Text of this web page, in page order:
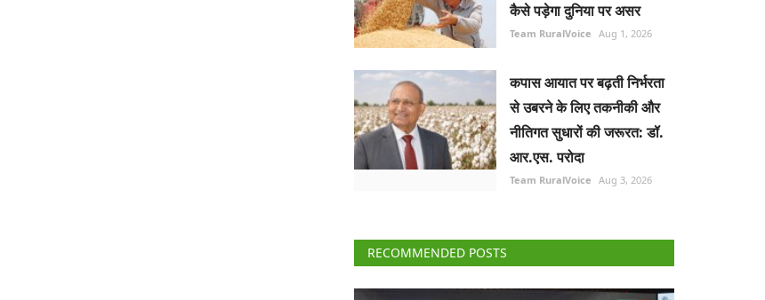
कैसे पड़ेगा दुनिया पर असर
Team RuralVoice Aug 1, 2026
कपास आयात पर बढ़ती निर्भरता
से उबरने के लिए तकनीकी और
नीतिगत सुधारों की जरूरत: डॉ.
आर.एस. परोदा
Team RuralVoice Aug 3, 2026
RECOMMENDED POSTS